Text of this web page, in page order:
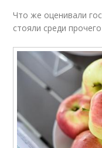
Что же оценивали
стояли среди